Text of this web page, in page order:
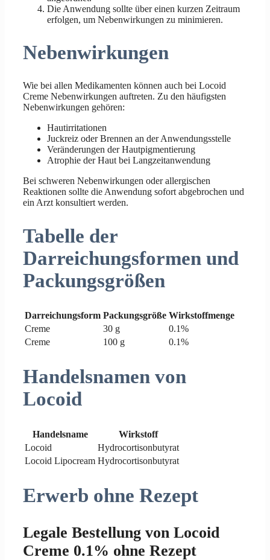
Die Anwendung sollte über einen kurzen Zeitraum
erfolgen, um Nebenwirkungen zu minimieren.
Nebenwirkungen
Wie bei allen Medikamenten können auch bei Locoid
Creme Nebenwirkungen auftreten. Zu den häufigsten
Nebenwirkungen gehören:
Hautirritationen
Juckreiz oder Brennen an der Anwendungsstelle
Veränderungen der Hautpigmentierung
Atrophie der Haut bei Langzeitanwendung
Bei schweren Nebenwirkungen oder allergischen
Reaktionen sollte die Anwendung sofort abgebrochen und
ein Arzt konsultiert werden.
Tabelle der
Darreichungsformen und
Packungsgrößen
Darreichungsform Packungsgröße Wirkstoffmenge
Creme
30 g
0.1%
Creme
100 g 0.1%
Handelsnamen von
Locoid
Handelsname
Wirkstoff
Locoid
Hydrocortisonbutyrat
Locoid Lipocream Hydrocortisonbutyrat
Erwerb ohne Rezept
Legale Bestellung von Locoid
Creme 0.1% ohne Rezept